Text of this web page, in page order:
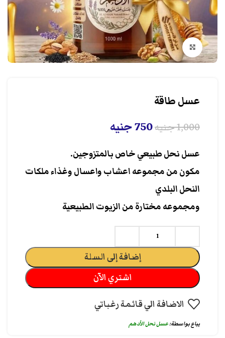
انقر هنا لتكبير الصورة
عسل طاقة
1,000جنيه750جنيه
عسل نحل طبيعي خاص بالمتزوجين.
مكون من مجموعه اعشاب واعسال وغذاء ملكات
النحل البلدي
ومجموعه مختارة من الزيوت الطبيعية
إضافة إلى السلة
اشتري الآن
الاضافة الي قائمة رغباتي
يباع بواسطة:عسل نحل الأدهم